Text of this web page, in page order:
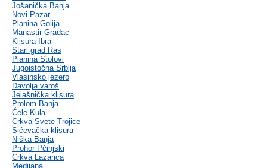
Jošanička Banja
Novi Pazar
Planina Golija
Manastir Gradac
Klisura Ibra
Stari grad Ras
Planina Stolovi
Jugoistočna Srbija
Vlasinsko jezero
Đavolja varoš
Jelašnička klisura
Prolom Banja
Ćele Kula
Crkva Svete Trojice
Sićevačka klisura
Niška Banja
Prohor Pčinjski
Crkva Lazarica
Medijana